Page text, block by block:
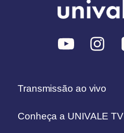
Transmissão ao vivo
Conheça a UNIVALE TV